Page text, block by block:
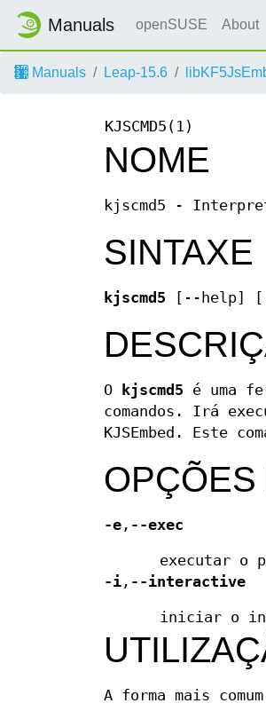
Manuals openSUSE About
Manuals Leap-15.6
KJSCMD5(1)
NOME
kjscmd5 -
SINTAXE
kjscmd5 [--help]
O kjscmd5 é uma
comandos. Irá
KJSEmbed. Este
-e , --exec
executar o
-i , --interactive
iniciar o
A forma mais